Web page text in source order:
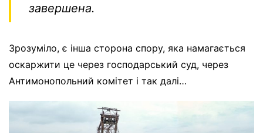
завершена.
Зрозуміло, є інша сторона спору, яка намагається
оскаржити це через господарський суд, через
Антимонопольний комітет і так далі…